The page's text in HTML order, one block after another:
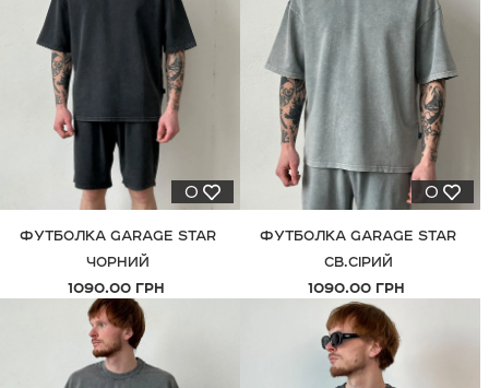
0
ФУТБОЛКА GARAGE STAR
ЧОРНИЙ
1090.00 ГРН
0
ФУТБОЛКА GARAGE STAR
СВ.СІРИЙ
1090.00 ГРН